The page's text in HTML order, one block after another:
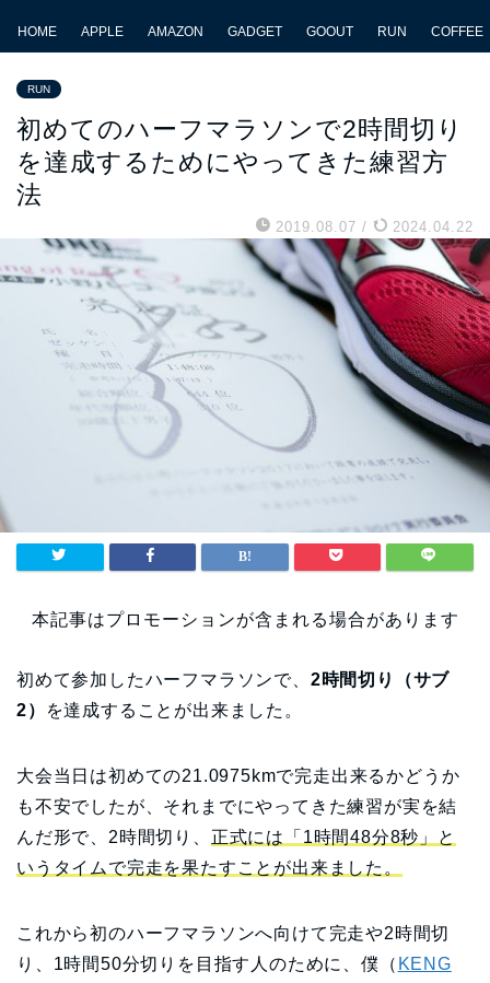
HOME APPLE AMAZON GADGET GOOUT RUN COFFEE
RUN
初めてのハーフマラソンで2時間切り
を達成するためにやってきた練習方
法
2019.08.07 / 2024.04.22
本記事はプロモーションが含まれる場合があります
初めて参加したハーフマラソンで、 2時間切り（サブ
2）
を達成することが出来ました。
大会当日は初めての21.0975kmで完走出来るかどうか
も不安でしたが、それまでにやってきた練習が実を結
んだ形で、2時間切り、 正式には「1時間48分8秒」と
いうタイムで完走を果たすことが出来ました。
これから初のハーフマラソンへ向けて完走や2時間切
り、1時間50分切りを目指す人のために、僕（ KENG